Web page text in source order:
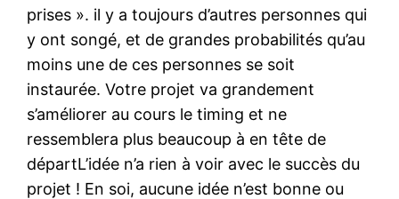
prises ». il y a toujours d’autres personnes qui
y ont songé, et de grandes probabilités qu’au
moins une de ces personnes se soit
instaurée. Votre projet va grandement
s’améliorer au cours le timing et ne
ressemblera plus beaucoup à en tête de
départL’idée n’a rien à voir avec le succès du
projet ! En soi, aucune idée n’est bonne ou